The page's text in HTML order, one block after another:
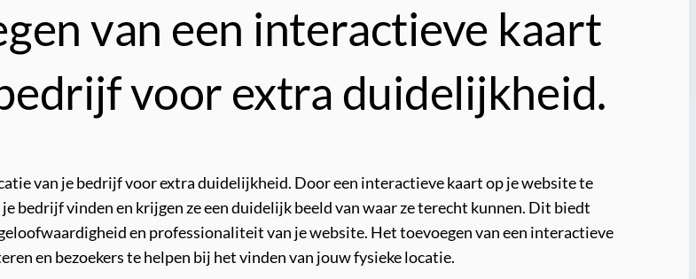
van een interactieve kaart
voor extra duidelijkheid.
van je bedrijf voor extra duidelijkheid. Door een interactieve kaart op je website te
bedrijf vinden en krijgen ze een duidelijk beeld van waar ze terecht kunnen. Dit biedt
en professionaliteit van je website. Het toevoegen van een interactieve
en bezoekers te helpen bij het vinden van jouw fysieke locatie.